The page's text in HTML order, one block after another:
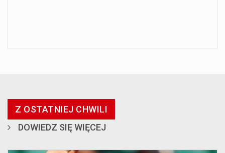
Z OSTATNIEJ CHWILI
DOWIEDZ SIĘ WIĘCEJ